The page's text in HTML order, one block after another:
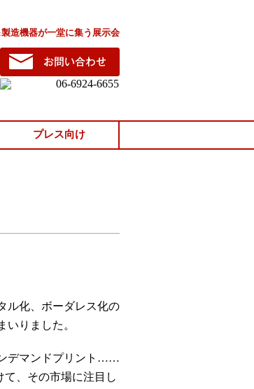
造機器が一堂に集う展示会
プレス向け
ル化、ボーダレス化の
りました。
デマンドプリント……
、その市場に注目し